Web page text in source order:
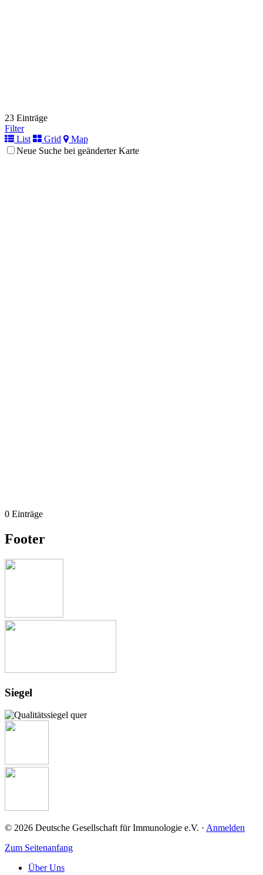
23 Einträge
Filter
List
Grid
Map
Neue Suche bei geänderter Karte
0 Einträge
Footer
Siegel
© 2026 Deutsche Gesellschaft für Immunologie e.V. · Anmelden
Zum Seitenanfang
Über Uns